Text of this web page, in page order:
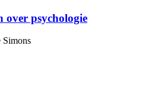
over psychologie
Simons